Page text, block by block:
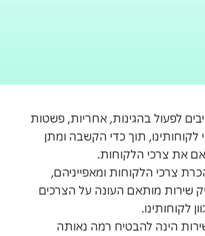
לפעול בהגינות, אחריות, פשטות
לקוחותינו, תוך כדי הקשבה ומתן
את צרכי הלקוחות.
צרכי הלקוחות ומאפייניהם,
שירות מותאם העונה על הצרכים
לקוחותינו.
הינה להבטיח רמה נאותה